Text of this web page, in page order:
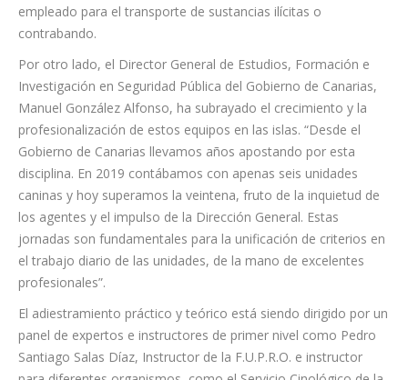
inspecciones prácticas para localizar estos habitáculos y
dobles fondos ocultos, un método clandestino habitualmente
empleado para el transporte de sustancias ilícitas o
contrabando.
Por otro lado, el Director General de Estudios, Formación e
Investigación en Seguridad Pública del Gobierno de Canarias,
Manuel González Alfonso, ha subrayado el crecimiento y la
profesionalización de estos equipos en las islas. “Desde el
Gobierno de Canarias llevamos años apostando por esta
disciplina. En 2019 contábamos con apenas seis unidades
caninas y hoy superamos la veintena, fruto de la inquietud de
los agentes y el impulso de la Dirección General. Estas
jornadas son fundamentales para la unificación de criterios en
el trabajo diario de las unidades, de la mano de excelentes
profesionales”.
El adiestramiento práctico y teórico está siendo dirigido por un